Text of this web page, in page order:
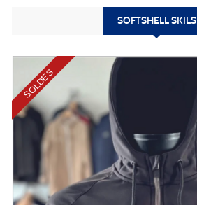
SOFTSHELL SKILS
SOLDES